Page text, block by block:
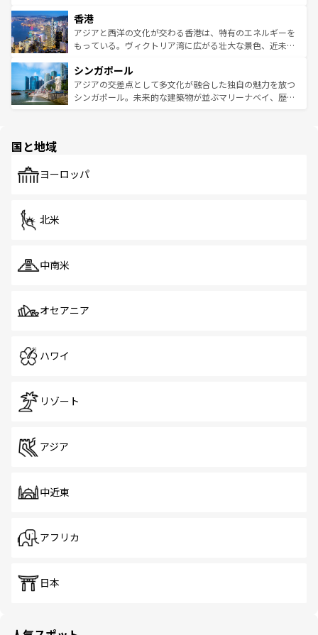
とつ。フォーやバインミー、ベトナムコーヒーなどは、ぜ
ひ現地で味わいたい。どの地域を訪れてもあたたかい人々
が旅行者を迎えてくれるので、きっと忘れられない旅にな
参照してほしい。
の活気が交差している。北部ではチェンマイなどの山岳地
帯で自然と触れ合い、南部ではプーケットやクラビの美し
いビーチでリゾート気分を楽しむことができる。タイ料理
激する。気候は一年中温暖で、どの季節にも異なる楽しみ
が待っている。親しみやすいタイの人々、仏教を中心とし
た文化、そして多様な観光資源が、訪れる旅人を魅了し続
香港
アジアと西洋の文化が交わる香港は、特有のエネルギーを
もっている。ヴィクトリア湾に広がる壮大な景色、近未来
み、どこを訪れても感動するはず。観光スポットが密集し
ており、効率よく見どころを回れるのも魅力。息をのむよ
うな絶景から文化的な体験まで、香港を存分に楽しみ尽く
シンガポール
アジアの交差点として多文化が融合した独自の魅力を放つ
シンガポール。未来的な建築物が並ぶマリーナベイ、歴史
で、ホーカーズは地元の風情を楽しめる外せないスポット
国と地域
ヨーロッパ
北米
中南米
オセアニア
ハワイ
リゾート
アジア
中近東
アフリカ
日本